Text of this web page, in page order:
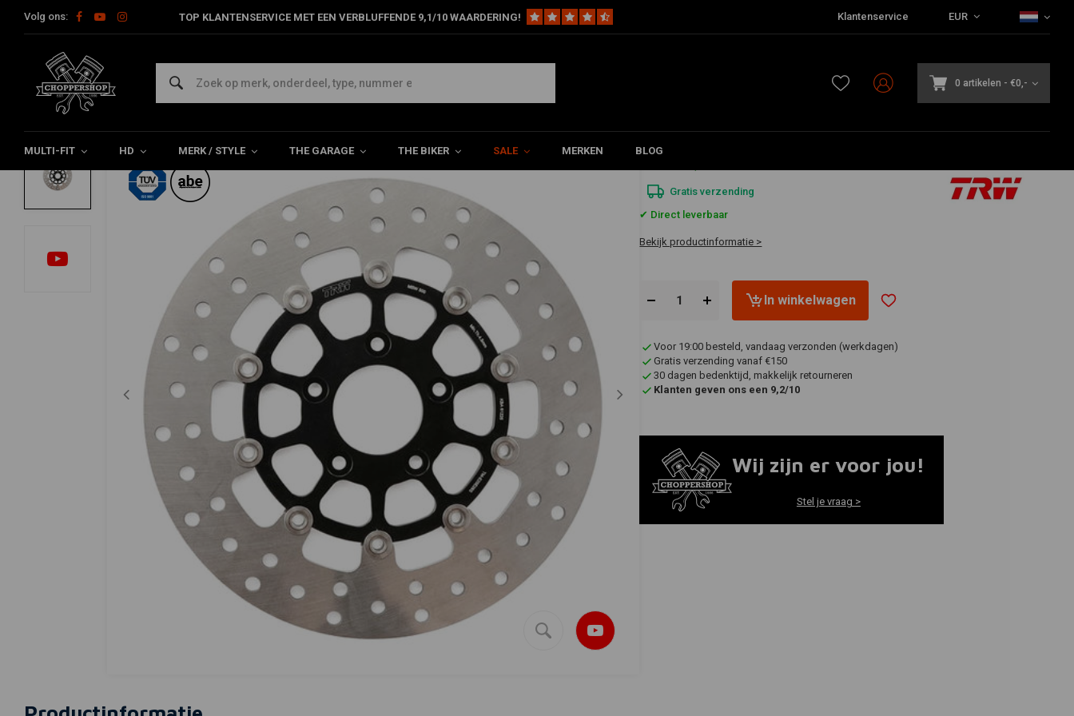
Volg ons: TOP KLANTENSERVICE MET EEN VERBLUFFENDE 9,1/10 WAARDERING! Klantenservice EUR
0 artikelen - €0,-
MULTI-FIT HD MERK / STYLE THE GARAGE THE BIKER SALE MERKEN BLOG
Home HD Harley onderhoud Remdelen Voorremschijf Remrotor voor zwevend 11,5 "MSW500
TRW
Remrotor voor zwevend 11,5 "MSW500
€224,31
Gratis verzending
✔ Direct leverbaar
Bekijk productinformatie >
In winkelwagen
Voor 19:00 besteld, vandaag verzonden (werkdagen)
Gratis verzending vanaf €150
30 dagen bedenktijd, makkelijk retourneren
Klanten geven ons een 9,2/10
Wij zijn er voor jou!
Stel je vraag >